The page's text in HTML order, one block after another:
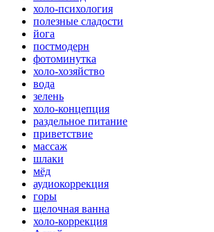
холо-психология
полезные сладости
йога
постмодерн
фотоминутка
холо-хозяйство
вода
зелень
холо-концепция
раздельное питание
приветствие
массаж
шлаки
мёд
аудиокоррекция
горы
щелочная ванна
холо-коррекция